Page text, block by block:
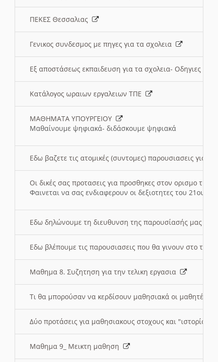
ΠΕΚΕΣ Θεσσαλιας
Γενικος συνδεσμος με πηγες για τα σχολεια
Εξ αποστάσεως εκπαιδευση για τα σχολεια- Οδηγιες
Κατάλογος ωραιων εργαλειων ΤΠΕ
ΜΑΘΗΜΑΤΑ ΥΠΟΥΡΓΕΙΟΥ
Μαθαίνουμε ψηφιακά- διδάσκουμε ψηφιακά
Εδω βαζετε τις ατομικές (συντομες) παρουσιασεις για
Οι δικές σας προτασεις για προσθηκες στον ορισμο
Φαινεται να σας ενδιαφερουν οι δεξιοτητες του 21ου
Εδω δηλώνουμε τη διευθυνση της παρουσίασής μας
Εδω βλέπουμε τις παρουσιασεις που θα γινουν στο
Μαθημα 8. Συζητηση για την τελικη εργασια
Τι θα μπορούσαν να κερδίσουν μαθησιακά οι μαθητές/
Δύο προτάσεις για μαθησιακους στοχους και "ιστορία"
Μαθημα 9_ Μεικτη μαθηση